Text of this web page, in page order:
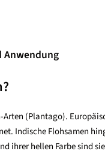
Anwendung
(Plantago).
Indische Flohsamen
ihrer hellen Farbe sind